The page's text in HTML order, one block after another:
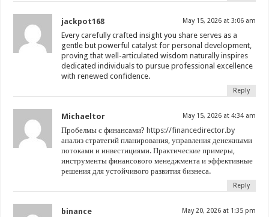
jackpot168 May 15, 2026 at 3:06 am
Every carefully crafted insight you share serves as a
gentle but powerful catalyst for personal development,
proving that well-articulated wisdom naturally inspires
dedicated individuals to pursue professional excellence
with renewed confidence.
Reply
Michaeltor May 15, 2026 at 4:34 am
Пробелмы с финансами? https://financedirector.by
анализ стратегий планирования, управления денежными
потоками и инвестициями. Практические примеры,
инструменты финансового менеджмента и эффективные
решения для устойчивого развития бизнеса.
Reply
binance May 20, 2026 at 1:35 pm